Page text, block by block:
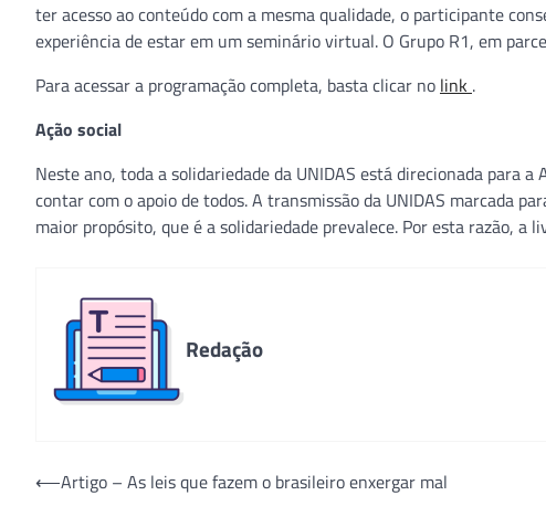
ter acesso ao conteúdo com a mesma qualidade, o participante
experiência de estar em um seminário virtual. O Grupo R1, em
Para acessar a programação completa, basta clicar no link .
Ação social
Neste ano, toda a solidariedade da UNIDAS está direcionada para
contar com o apoio de todos. A transmissão da UNIDAS marcada
maior propósito, que é a solidariedade prevalece. Por esta razão,
Redação
Navegação
⟵Artigo – As leis que fazem o brasileiro enxergar mal